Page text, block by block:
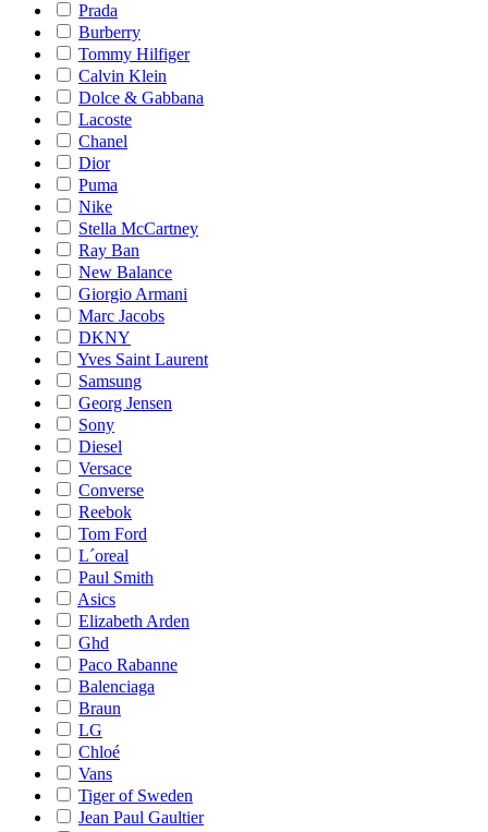
Prada
Burberry
Tommy Hilfiger
Calvin Klein
Dolce & Gabbana
Lacoste
Chanel
Dior
Puma
Nike
Stella McCartney
Ray Ban
New Balance
Giorgio Armani
Marc Jacobs
DKNY
Yves Saint Laurent
Samsung
Georg Jensen
Sony
Diesel
Versace
Converse
Reebok
Tom Ford
L´oreal
Paul Smith
Asics
Elizabeth Arden
Ghd
Paco Rabanne
Balenciaga
Braun
LG
Chloé
Vans
Tiger of Sweden
Jean Paul Gaultier